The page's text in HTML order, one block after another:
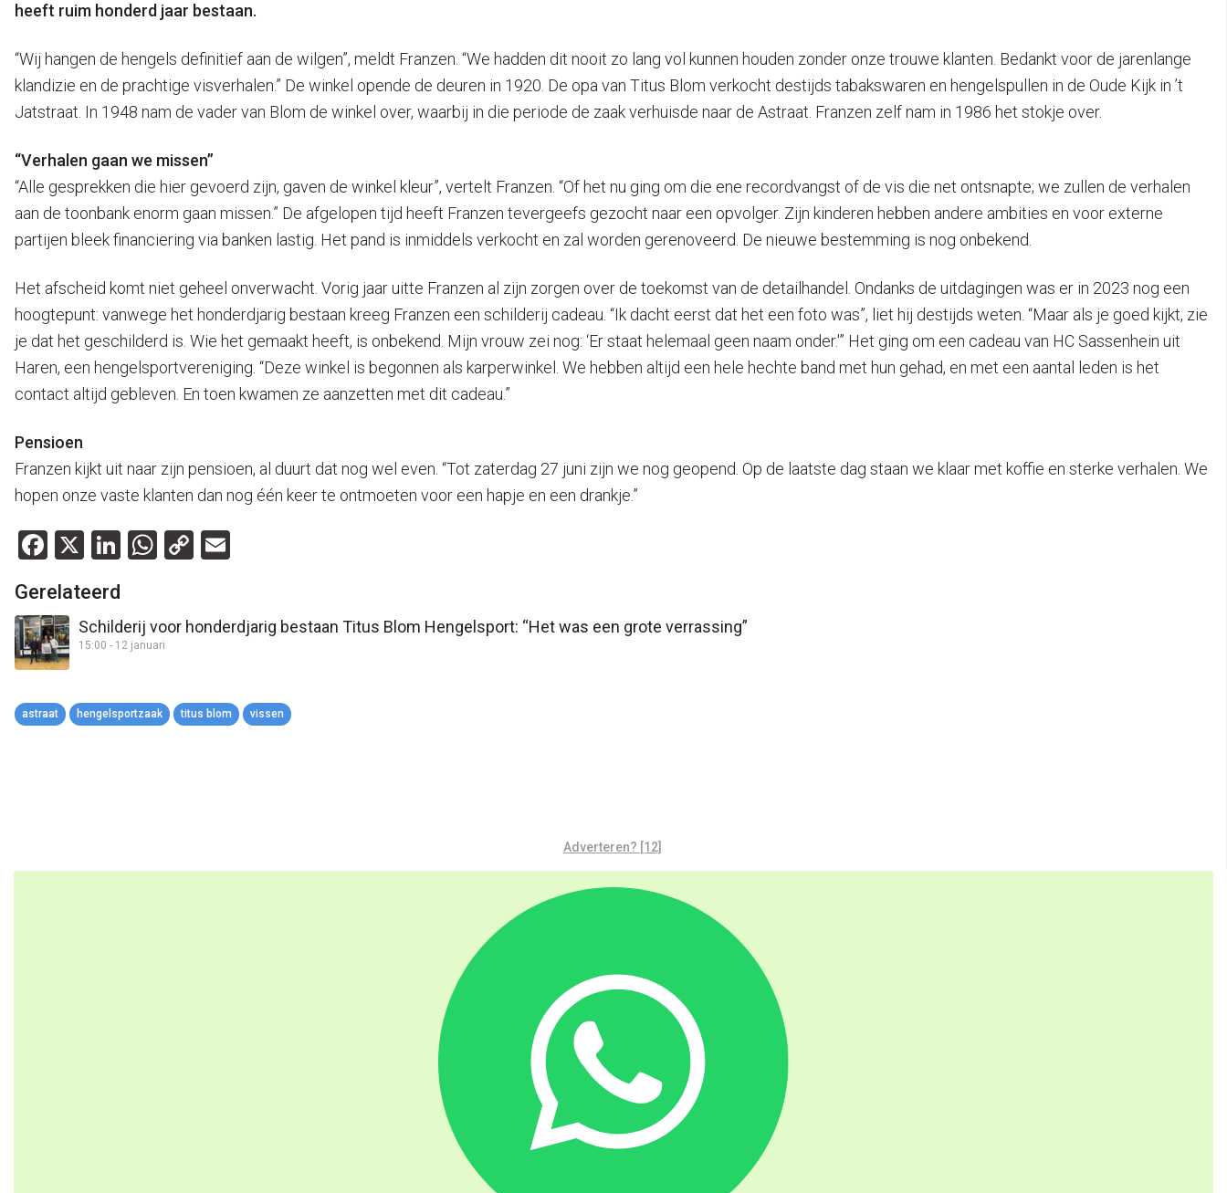
heeft ruim honderd jaar bestaan.
“Wij hangen de hengels definitief aan de wilgen”, meldt Franzen. “We hadden dit nooit zo lang vol kunnen houden zonder onze trouwe klanten. Bedankt voor de jarenlange
klandizie en de prachtige visverhalen.” De winkel opende de deuren in 1920. De opa van Titus Blom verkocht destijds tabakswaren en hengelspullen in de Oude Kijk in ’t
Jatstraat. In 1948 nam de vader van Blom de winkel over, waarbij in die periode de zaak verhuisde naar de Astraat. Franzen zelf nam in 1986 het stokje over.
“Verhalen gaan we missen”
“Alle gesprekken die hier gevoerd zijn, gaven de winkel kleur”, vertelt Franzen. “Of het nu ging om die ene recordvangst of de vis die net ontsnapte; we zullen de verhalen
aan de toonbank enorm gaan missen.” De afgelopen tijd heeft Franzen tevergeefs gezocht naar een opvolger. Zijn kinderen hebben andere ambities en voor externe
partijen bleek financiering via banken lastig. Het pand is inmiddels verkocht en zal worden gerenoveerd. De nieuwe bestemming is nog onbekend.
Het afscheid komt niet geheel onverwacht. Vorig jaar uitte Franzen al zijn zorgen over de toekomst van de detailhandel. Ondanks de uitdagingen was er in 2023 nog een
hoogtepunt: vanwege het honderdjarig bestaan kreeg Franzen een schilderij cadeau. “Ik dacht eerst dat het een foto was”, liet hij destijds weten. “Maar als je goed kijkt, zie
je dat het geschilderd is. Wie het gemaakt heeft, is onbekend. Mijn vrouw zei nog: ‘Er staat helemaal geen naam onder.'” Het ging om een cadeau van HC Sassenhein uit
Haren, een hengelsportvereniging. “Deze winkel is begonnen als karperwinkel. We hebben altijd een hele hechte band met hun gehad, en met een aantal leden is het
contact altijd gebleven. En toen kwamen ze aanzetten met dit cadeau.”
Pensioen
Franzen kijkt uit naar zijn pensioen, al duurt dat nog wel even. “Tot zaterdag 27 juni zijn we nog geopend. Op de laatste dag staan we klaar met koffie en sterke verhalen. We
hopen onze vaste klanten dan nog één keer te ontmoeten voor een hapje en een drankje.”
Facebook
X LinkedIn
WhatsApp
Copy
Gerelateerd
Schilderij voor honderdjarig bestaan Titus Blom Hengelsport: “Het was een grote verrassing”
15:00 - 12 januari
astraat hengelsportzaak titus blom vissen
Adverteren? [12]